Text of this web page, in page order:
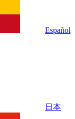
Español
日本